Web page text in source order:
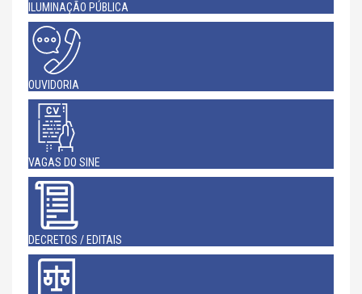
ILUMINAÇÃO PÚBLICA
OUVIDORIA
VAGAS DO SINE
DECRETOS / EDITAIS